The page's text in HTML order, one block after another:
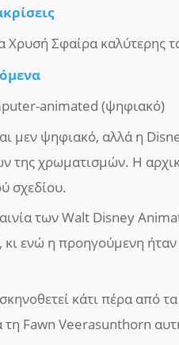
Χρυσή Σφαίρα καλύτερης
animated (ψηφιακό)
μεν ψηφιακό, αλλά η
της χρωματισμών. Η
σχεδίου.
των Walt Disney
κι ενώ η προηγούμενη
κάτι πέρα από
τη Fawn Veerasunthorn